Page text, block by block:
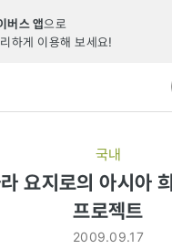
버스 앱으로
하게 이용해 보세요!
국내
요지로의 아시아
프로젝트
2009.09.17